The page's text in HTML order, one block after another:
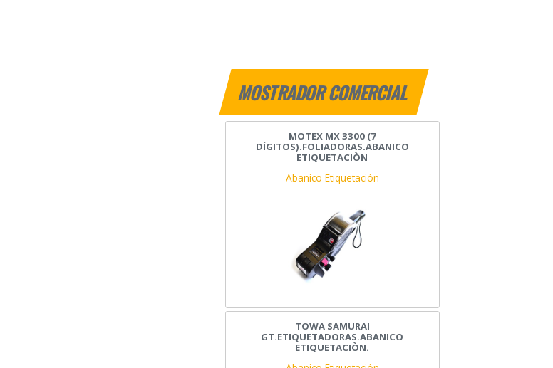
MOSTRADOR COMERCIAL
MOTEX MX 3300 (7
DÍGITOS).FOLIADORAS.ABANICO
ETIQUETACIÒN
Abanico Etiquetación
TOWA SAMURAI
GT.ETIQUETADORAS.ABANICO
ETIQUETACIÒN.